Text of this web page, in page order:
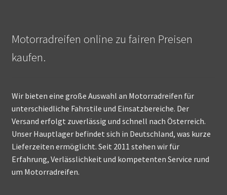
Motorradreifen online zu fairen Preisen
kaufen.
Wir bieten eine große Auswahl an Motorradreifen für
unterschiedliche Fahrstile und Einsatzbereiche. Der
Versand erfolgt zuverlässig und schnell nach Österreich.
Unser Hauptlager befindet sich in Deutschland, was kurze
Lieferzeiten ermöglicht. Seit 2011 stehen wir für
Erfahrung, Verlässlichkeit und kompetenten Service rund
um Motorradreifen.